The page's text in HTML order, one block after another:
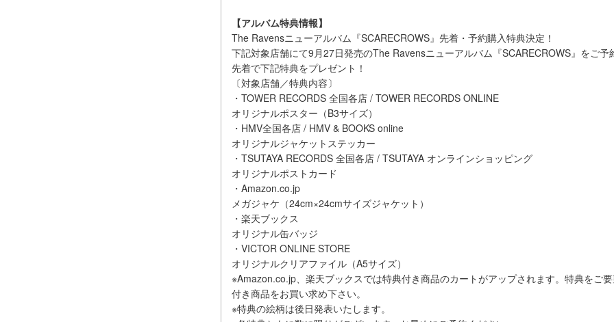
【アルバム特典情報】
The Ravensニューアルバム『SCARECROWS』先着・予約購入特典決定！
下記対象店舗にて9月27日発売のThe Ravensニューアルバム『SCARECROWS』をご予
先着で下記特典をプレゼント！
〔対象店舗／特典内容〕
・TOWER RECORDS 全国各店 / TOWER RECORDS ONLINE
オリジナルポスター（B3サイズ）
・HMV全国各店 / HMV & BOOKS online
オリジナルジャケットステッカー
・TSUTAYA RECORDS 全国各店 / TSUTAYA オンラインショッピング
オリジナルポストカード
・Amazon.co.jp
メガジャケ（24cm×24cmサイズジャケット）
・楽天ブックス
オリジナル缶バッジ
・VICTOR ONLINE STORE
オリジナルクリアファイル（A5サイズ）
※Amazon.co.jp、楽天ブックスでは特典付き商品のカートがアップされます。特典をご
付き商品をお買い求め下さい。
※特典の絵柄は後日発表いたします。